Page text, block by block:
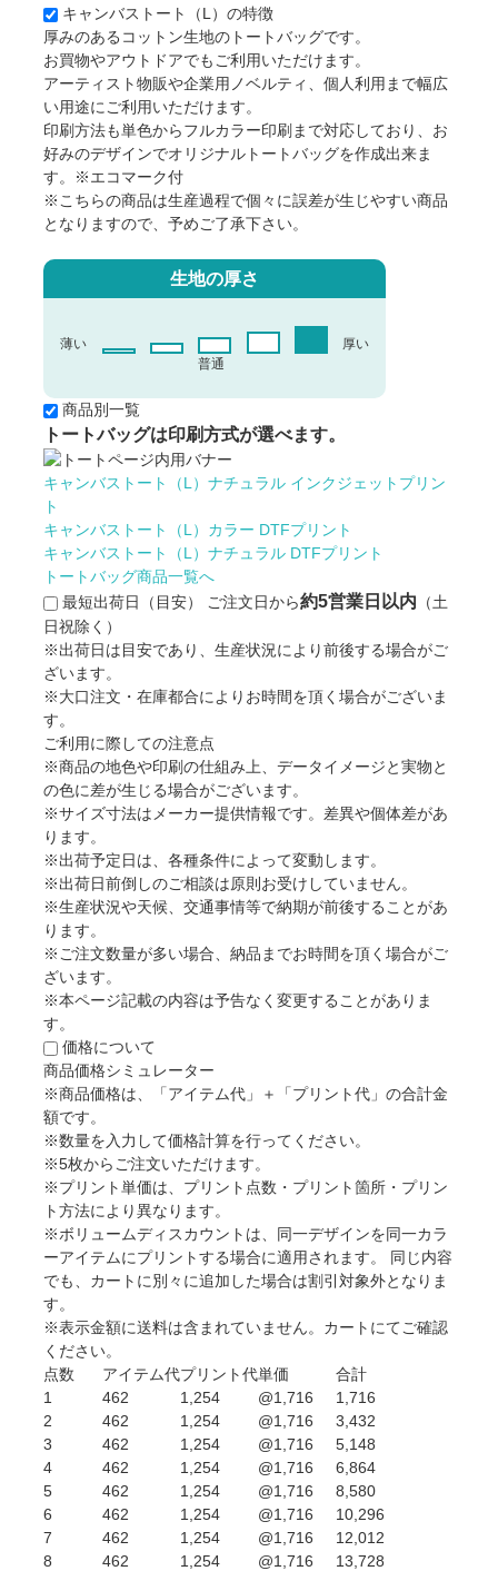
キャンバストート（L）の特徴
厚みのあるコットン生地のトートバッグです。
お買物やアウトドアでもご利用いただけます。
アーティスト物販や企業用ノベルティ、個人利用まで幅広
い用途にご利用いただけます。
印刷方法も単色からフルカラー印刷まで対応しており、お
好みのデザインでオリジナルトートバッグを作成出来ま
す。※エコマーク付
※こちらの商品は生産過程で個々に誤差が生じやすい商品
となりますので、予めご了承下さい。
生地の厚さ
薄い
厚い
普通
商品別一覧
トートバッグは印刷方式が選べます。
キャンバストート（L）ナチュラル インクジェットプリン
ト
キャンバストート（L）カラー DTFプリント
キャンバストート（L）ナチュラル DTFプリント
トートバッグ商品一覧へ
最短出荷日（目安）
ご注文日から約5営業日以内 （土
日祝除く）
※出荷日は目安であり、生産状況により前後する場合がご
ざいます。
※大口注文・在庫都合によりお時間を頂く場合がございま
す。
ご利用に際しての注意点
※商品の地色や印刷の仕組み上、データイメージと実物と
の色に差が生じる場合がございます。
※サイズ寸法はメーカー提供情報です。差異や個体差があ
ります。
※出荷予定日は、各種条件によって変動します。
※出荷日前倒しのご相談は原則お受けしていません。
※生産状況や天候、交通事情等で納期が前後することがあ
ります。
※ご注文数量が多い場合、納品までお時間を頂く場合がご
ざいます。
※本ページ記載の内容は予告なく変更することがありま
す。
価格について
商品価格シミュレーター
※商品価格は、「アイテム代」＋「プリント代」の合計金
額です。
※数量を入力して価格計算を行ってください。
※5枚からご注文いただけます。
※プリント単価は、プリント点数・プリント箇所・プリン
ト方法により異なります。
※ボリュームディスカウントは、同一デザインを同一カラ
ーアイテムにプリントする場合に適用されます。 同じ内容
でも、カートに別々に追加した場合は割引対象外となりま
す。
※表示金額に送料は含まれていません。カートにてご確認
ください。
点数
アイテム代プリント代単価
合計
1
462 1,254 @1,716
1,716
2
462 1,254 @1,716
3,432
3
462 1,254 @1,716
5,148
4
462 1,254 @1,716
6,864
5
462 1,254 @1,716
8,580
6
462 1,254 @1,716
10,296
7
462 1,254 @1,716
12,012
8
462 1,254 @1,716
13,728